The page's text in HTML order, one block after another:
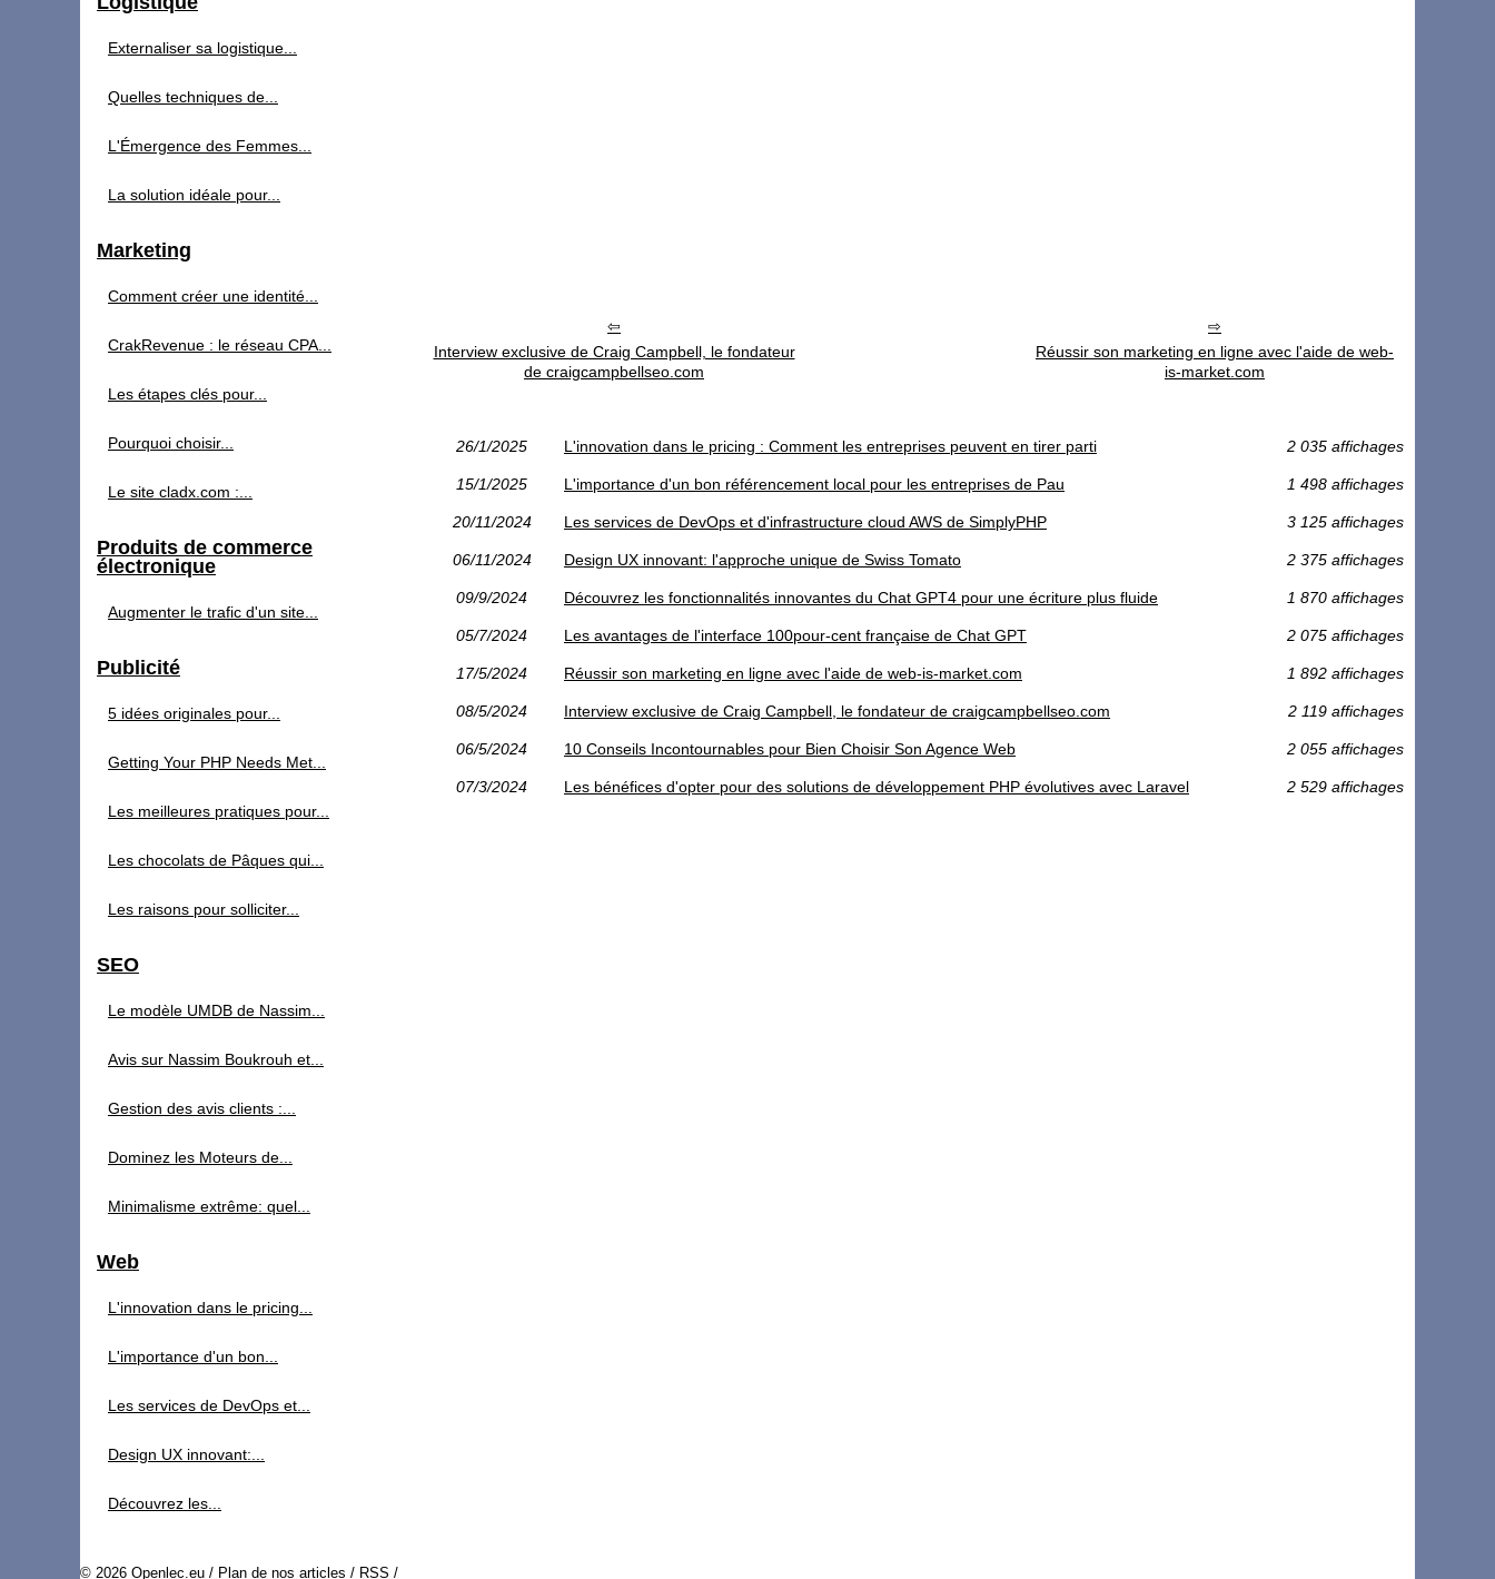
Interview exclusive de Craig Campbell, le fondateur
de craigcampbellseo.com
Réussir son marketing en ligne avec l'aide de web-
is-market.com
26/1/2025 L'innovation dans le pricing : Comment les entreprises peuvent en tirer parti 2 035 affichages
15/1/2025 L'importance d'un bon référencement local pour les entreprises de Pau 1 498 affichages
20/11/2024 Les services de DevOps et d'infrastructure cloud AWS de SimplyPHP 3 125 affichages
06/11/2024 Design UX innovant: l'approche unique de Swiss Tomato 2 375 affichages
09/9/2024 Découvrez les fonctionnalités innovantes du Chat GPT4 pour une écriture plus fluide 1 870 affichages
05/7/2024 Les avantages de l'interface 100pour-cent française de Chat GPT 2 075 affichages
17/5/2024 Réussir son marketing en ligne avec l'aide de web-is-market.com 1 892 affichages
08/5/2024 Interview exclusive de Craig Campbell, le fondateur de craigcampbellseo.com 2 119 affichages
06/5/2024 10 Conseils Incontournables pour Bien Choisir Son Agence Web 2 055 affichages
07/3/2024 Les bénéfices d'opter pour des solutions de développement PHP évolutives avec Laravel 2 529 affichages
Externaliser sa logistique...
Quelles techniques de...
L'Émergence des Femmes...
La solution idéale pour...
Marketing
Comment créer une identité...
CrakRevenue : le réseau CPA...
Les étapes clés pour...
Pourquoi choisir...
Le site cladx.com :...
Produits de commerce
électronique
Augmenter le trafic d'un site...
Publicité
5 idées originales pour...
Getting Your PHP Needs Met...
Les meilleures pratiques pour...
Les chocolats de Pâques qui...
Les raisons pour solliciter...
SEO
Le modèle UMDB de Nassim...
Avis sur Nassim Boukrouh et...
Gestion des avis clients :...
Dominez les Moteurs de...
Minimalisme extrême: quel...
Web
L'innovation dans le pricing...
L'importance d'un bon...
Les services de DevOps et...
Design UX innovant:...
Découvrez les...
© 2026 Openlec.eu / Plan de nos articles / RSS /